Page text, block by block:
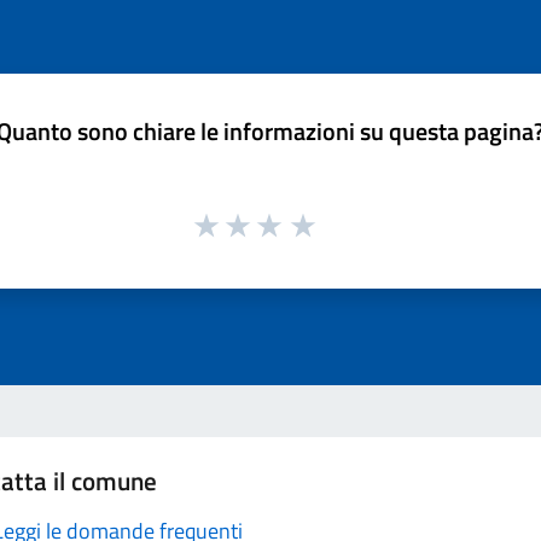
sono chiare le informazioni su questa
il comune
le domande frequenti